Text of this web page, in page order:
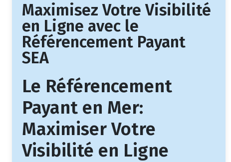
Maximisez Votre Visibilité
en Ligne avec le
Référencement Payant
SEA
Le Référencement
Payant en Mer:
Maximiser Votre
Visibilité en Ligne